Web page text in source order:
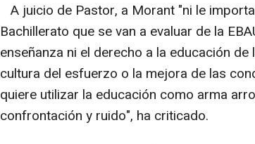
A juicio de Pastor, a Morant "ni le
Bachillerato que se van a evaluar de la
enseñanza ni el derecho a la educación
cultura del esfuerzo o la mejora de las
quiere utilizar la educación como arma
confrontación y ruido", ha criticado.